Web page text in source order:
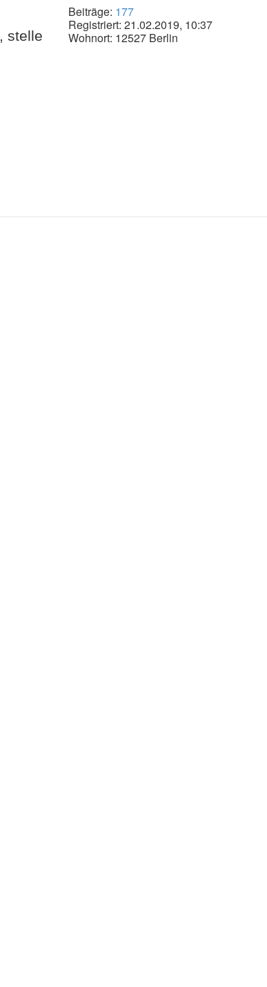
Beiträge: 177
Registriert: 21.02.2019, 10:37
Wohnort: 12527 Berlin
stelle